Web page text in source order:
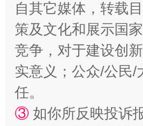
自其它媒体，转载
策及文化和展示国
竞争，对于建设创
实意义；公众/公民/
任。
③ 如你所反映投诉